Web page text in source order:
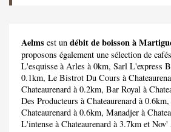
Aelms est un débit de boisson à
proposons également une sélection de
L'esquisse à Arles à 0km, Sarl L'express
0.1km, Le Bistrot Du Cours à
Chateaurenard à 0.2km, Bar Royal à
Des Producteurs à Chateaurenard à 0.6km,
Chateaurenard à 0.6km, Manadjer à
L'intense à Chateaurenard à 3.7km et Nov'